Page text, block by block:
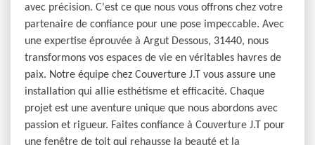
avec précision. C'est ce que nous vous offrons chez votre
partenaire de confiance pour une pose impeccable. Avec
une expertise éprouvée à Argut Dessous, 31440, nous
transformons vos espaces de vie en véritables havres de
paix. Notre équipe chez Couverture J.T vous assure une
installation qui allie esthétisme et efficacité. Chaque
projet est une aventure unique que nous abordons avec
passion et rigueur. Faites confiance à Couverture J.T pour
une fenêtre de toit qui rehausse la beauté et la